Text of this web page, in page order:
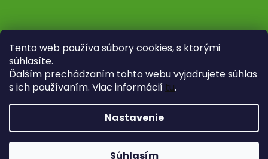
Tento web používa súbory cookies, s ktorými
súhlasíte.
Ďalším prechádzaním tohto webu vyjadrujete súhlas
s ich používaním. Viac informácií tu.
Nastavenie
Súhlasím
Copyright 2026Fytoliečba. Všetky práva vyhradené.
Upraviť nastavenie cookies